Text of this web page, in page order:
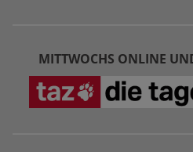
MITTWOCHS ONLINE